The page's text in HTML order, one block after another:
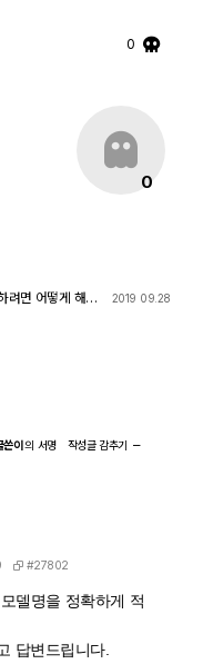
0
0
려면 어떻게 해야
2019 09.28
쓴이의 서명 작성글감추기
#27802
델명을 정확하게 적
답변드립니다.